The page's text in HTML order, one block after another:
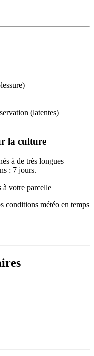
(latentes)
la culture
à de très longues
: 7 jours.
à votre parcelle
conditions météo en temps